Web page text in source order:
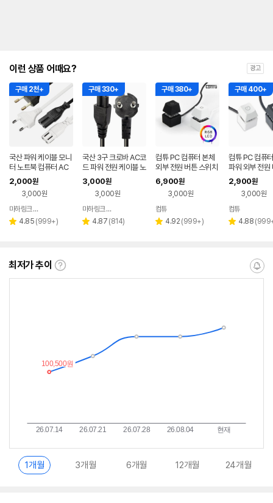
이런 상품 어때요? 광고
구매 2천+
국산 파워 케이블 모니
터 노트북 컴퓨터 AC
코드 전원 선 2구 8자
연결선 1M
2,000원
3,000원
페이
마하링크 공식스토어
별 4.85 리
(999+)
구매 330+
국산 3구 크로바 AC코
드 파워 전원 케이블 노
트북 모니터 연결선0.
5m
3,000원
3,000원
페이
마하링크 공식스토어
별 4.87 리
(814)
구매 380+
컴튜 PC 컴퓨터 본체
외부 전원 버튼 스위치
LD07 Pro - RGB LE
D
6,900원
3,000원
페이
컴튜
별 4.92 리
(999+)
구매 400+
컴튜 PC 컴퓨
파워 외부 전원
위치 LD07
2,900원
3,000원
페이
컴튜
별 4.88 리
(
최저가 추이
최
알
1개월 3개월 6개월 12개월 24개월